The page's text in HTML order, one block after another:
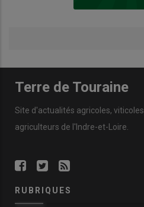
Terre de Touraine
Site d'actualités agricoles,
agriculteurs de l'Indre-et-Loire.
RUBRIQUES